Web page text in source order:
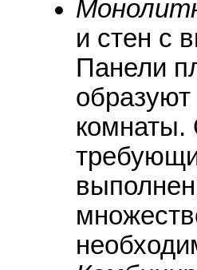
и стен с
Панели
комнаты.